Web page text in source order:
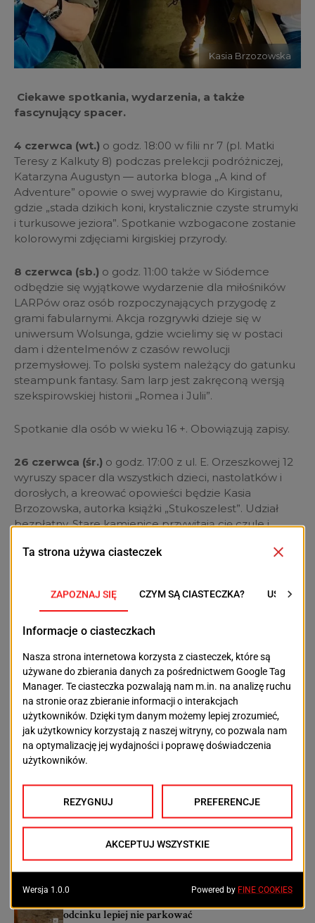
Kasia Brzozowska
Ciekawe spotkania, wydarzenia, a także
fascynujący spacer.
4 czerwca (wt.) o godz. 18:00 w filii nr 7 (pl. Matki
Teresy z Kalkuty 8) podczas prelekcji podróżniczej,
Katarzyna Augustyn — autorka bloga „A kind of
Adventure” opowie o swej wyprawie do Kirgistanu,
gdzie „stada dzikich koni, krystalicznie czyste strumyki
i turkusowe jeziora”. Spotkanie wzbogacone zostanie
kolorowymi zdjęciami kirgiskiej przyrody.
8 czerwca (sb.) o godz. 11:00 także w Siódemce
odbędzie się wyjątkowe wydarzenie dla miłośników
LARPów oraz osób rozpoczynających przygodę z
grami fabularnymi. Akcja rozgrywki dzieje się w
uniwersum Wolsunga, gdzie wcielimy się w postaci
dam i dżentelmenów z czasów rewolucji
przemysłowej. To polski system należący do gatunku
steampunk fantasy. Sam larp jest zakręconą wersją
szekspirowskiej historii „Romea i Julii”.
Spotkanie dla osób w wieku 16 +. Obowiązują zapisy.
26 czerwca (śr.) o godz. 17:00 z ul. E. Orzeszkowej 12
wyruszy spacer dla wszystkich dzieci, nastolatków i
dorosłych, a kreować opowieści będzie Kasia
Brzozowska, autorka książki „Stukoszelest”. Udział
bezpłatny. Stare kamienice przywitają cię czule i
brukowa wystuka odgłos kroków dawnych
POPRZEDNI TEKST
Dom Kultury "13 Muz"
NASTĘPNY TEKST
Dom Kultury
"Krzemień"
OSTATNIE ARTYKUŁY
Aktualności
Potężne uderzenie w narkobiznes. W Szczecinie
odcinku lepiej nie parkować